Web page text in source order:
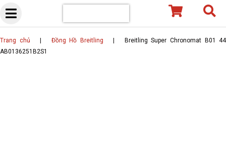
Skip
content
Trang chủ Đồng Hồ Breitling
Breitling Super Chronomat B01 44
AB0136251B2S1